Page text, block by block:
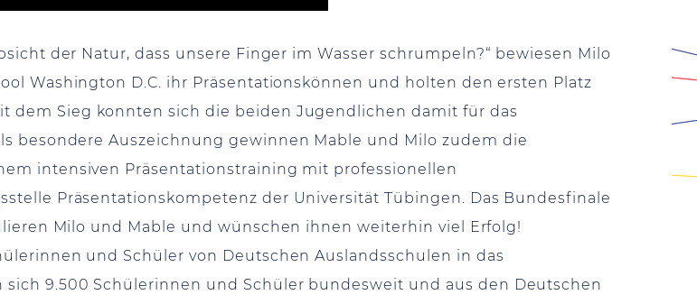
der Natur, dass unsere Finger im Wasser schrumpeln?“ bewiesen Milo
Washington D.C. ihr Präsentationskönnen und holten den ersten Platz
dem Sieg konnten sich die beiden Jugendlichen damit für das
besondere Auszeichnung gewinnen Mable und Milo zudem die
intensiven Präsentationstraining mit professionellen
Präsentationskompetenz der Universität Tübingen. Das Bundesfinale
Milo und Mable und wünschen ihnen weiterhin viel Erfolg!
und Schüler von Deutschen Auslandsschulen in das
9.500 Schülerinnen und Schüler bundesweit und aus den Deutschen